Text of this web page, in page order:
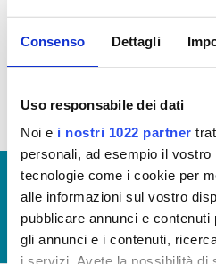
Consenso Dettagli
Uso responsabile dei dati
Noi e i nostri 1022 partner
personali, ad esempio il
tecnologie come i cookie per
alle informazioni sul vostro
pubblicare annunci e
gli annunci e i contenuti,
i servizi. Avete la possibilità di
Canoni di locazione e
Patrimonio immobiliare
© Copyright 2017 - 2026